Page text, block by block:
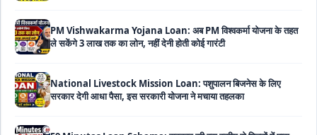
National Livestock Mission Loan: पशुपालन बिजनेस के लिए
सरकार देगी आधा पैसा, इस सरकारी योजना ने मचाया तहलका
59 Minutes Loan Scheme: सरकार की इस स्कीम से मिनटों में पास
होगा लोन, ऐसे करें ऑनलाइन अप्लाई